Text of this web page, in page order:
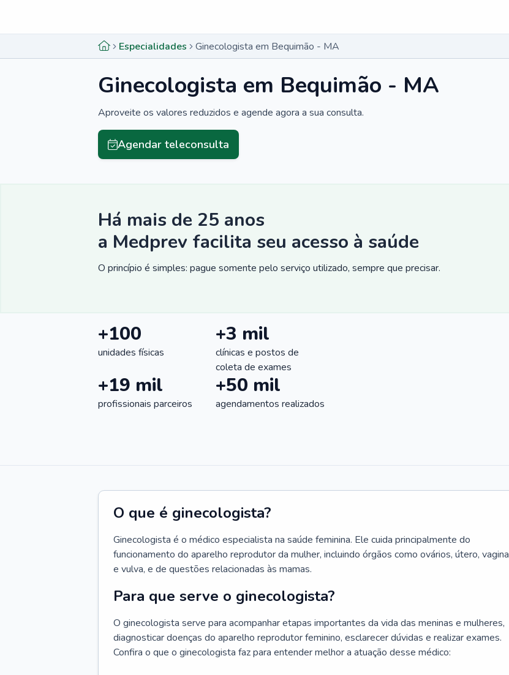
Especialidades Ginecologista em Bequimão - MA
Ginecologista em Bequimão - MA
Aproveite os valores reduzidos e agende agora a sua consulta.
Agendar teleconsulta
Há mais de 25 anos
a Medprev facilita seu acesso à saúde
O princípio é simples: pague somente pelo serviço utilizado, sempre que precisar.
+100
unidades físicas
+3 mil
clínicas e postos de
coleta de exames
+19 mil
profissionais parceiros
+50 mil
agendamentos realizados
O que é ginecologista?
Ginecologista é o médico especialista na saúde feminina. Ele cuida principalmente do
funcionamento do aparelho reprodutor da mulher, incluindo órgãos como ovários, útero, vagina
e vulva, e de questões relacionadas às mamas.
Para que serve o ginecologista?
O ginecologista serve para acompanhar etapas importantes da vida das meninas e mulheres,
diagnosticar doenças do aparelho reprodutor feminino, esclarecer dúvidas e realizar exames.
Confira o que o ginecologista faz para entender melhor a atuação desse médico: